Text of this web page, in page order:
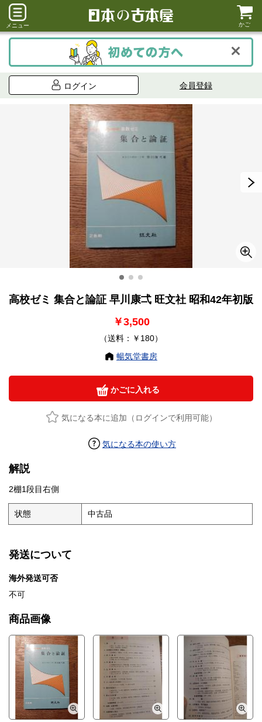
メニュー かご
ログイン 会員登録
高校ゼミ 集合と論証 早川康弌 旺文社 昭和42年初版
￥3,500
（送料：￥180）
暢気堂書房
かごに入れる
気になる本に追加（ログインで利用可能）
気になる本の使い方
解説
2棚1段目右側
状態 中古品
発送について
海外発送可否
不可
商品画像